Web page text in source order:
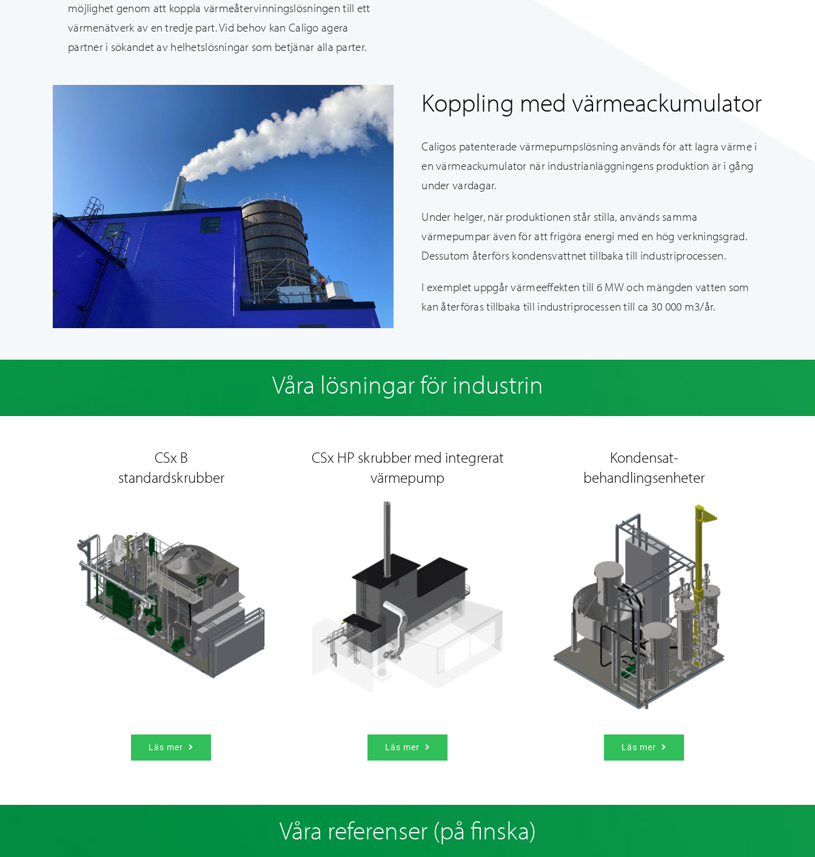
möjlighet genom att koppla värmeåtervinningslösningen till ett
värmenätverk av en tredje part. Vid behov kan Caligo agera
partner i sökandet av helhetslösningar som betjänar alla parter.
Koppling med värmeackumulator
Caligos patenterade värmepumpslösning används för att lagra värme i
en värmeackumulator när industrianläggningens produktion är i gång
under vardagar.
Under helger, när produktionen står stilla, används samma
värmepumpar även för att frigöra energi med en hög verkningsgrad.
Dessutom återförs kondensvattnet tillbaka till industriprocessen.
I exemplet uppgår värmeeffekten till 6 MW och mängden vatten som
kan återföras tillbaka till industriprocessen till ca 30 000 m3/år.
Våra lösningar för industrin
CSx B
standardskrubber
Läs mer
CSx HP skrubber med integrerat
värmepump
Läs mer
Kondensat-
behandlingsenheter
Läs mer
Våra referenser (på finska)